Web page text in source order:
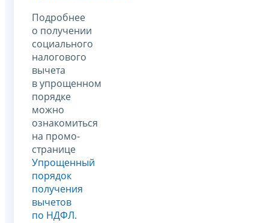
Подробнее
о получении
социального
налогового
вычета
в упрощенном
порядке
можно
ознакомиться
на промо-
странице
Упрощенный
порядок
получения
вычетов
по НДФЛ.